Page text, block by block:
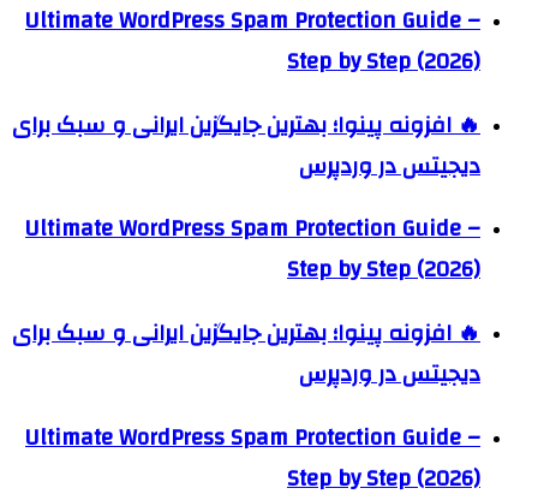
Ultimate WordPress Spam Protection Guide –
Step by Step (2026)
🔥 افزونه پینوا؛ بهترین جایگزین ایرانی و سبک برای
دیجیتس در وردپرس
Ultimate WordPress Spam Protection Guide –
Step by Step (2026)
🔥 افزونه پینوا؛ بهترین جایگزین ایرانی و سبک برای
دیجیتس در وردپرس
Ultimate WordPress Spam Protection Guide –
Step by Step (2026)